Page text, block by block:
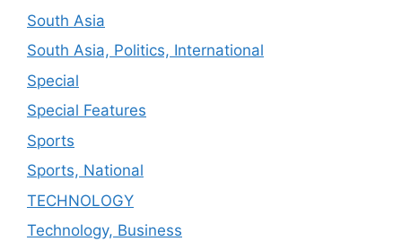
South Asia
South Asia, Politics, International
Special
Special Features
Sports
Sports, National
TECHNOLOGY
Technology, Business